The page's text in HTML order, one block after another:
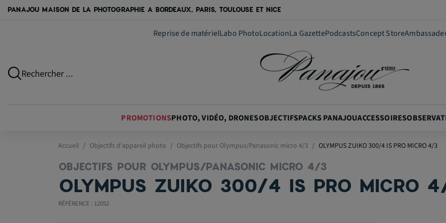
PANAJOU MAISON DE LA PHOTOGRAPHIE A BORDEAUX, PARIS, TOULOUSE ET NICE
Reprise de matérielLabo PhotoLocationLa GazettePodcastsConcept Store
Rechercher ...
PROMOTIONSPHOTO, VIDÉO, DRONESOBJECTIFSPACKS PANAJOUACCESSOIRES
Accueil Objectifs d'appareil photo Objectifs pour Olympus/Panasonic micro 4/3 OLYMPUS ZUIKO 300/4 IS PRO MICRO 4/3
OBJECTIFS POUR OLYMPUS/PANASONIC MICRO 4/3
OLYMPUS ZUIKO 300/4 IS PRO MICRO
RÉFÉRENCE : 12052